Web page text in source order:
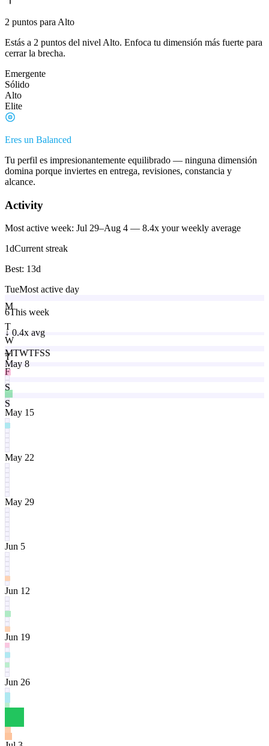
2 puntos para Alto
Estás a 2 puntos del nivel Alto. Enfoca tu dimensión más fuerte para
cerrar la brecha.
Emergente
Sólido
Alto
Elite
Eres un Balanced
Tu perfil es impresionantemente equilibrado — ninguna dimensión
domina porque inviertes en entrega, revisiones, constancia y
alcance.
Activity
Most active week: Jul 29–Aug 4 — 8.4x your weekly average
1dCurrent streak
Best: 13d
TueMost active day
M
T
W
T
F
S
S
6This week
↓ 0.4x avg
MTWTFSS
May 8
May 15
May 22
May 29
Jun 5
Jun 12
Jun 19
Jun 26